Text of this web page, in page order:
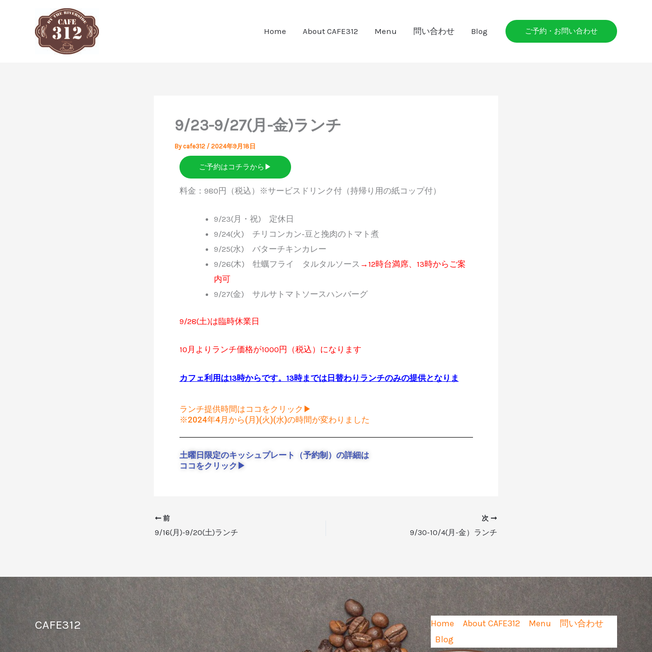
Home About CAFE312 Menu 問い合わせ Blog ご予約・お問い合わせ
9/23-9/27(月-金)ランチ
By cafe312 / 2024年9月18日
ご予約はコチラから▶
料金：980円（税込）※サービスドリンク付（持帰り用の紙コップ付）
9/23(月・祝) 定休日
9/24(火) チリコンカン‐豆と挽肉のトマト煮
9/25(水) バターチキンカレー
9/26(木) 牡蠣フライ タルタルソース →12時台満席、13時からご案
内可
9/27(金) サルサトマトソースハンバーグ
9/28(土)は臨時休業日
10月よりランチ価格が1000円（税込）になります
カフェ利用は13時からです。13時までは日替わりランチのみの提供となりま
ランチ提供時間はココをクリック▶
※2024年4月から(月)(火)(水)の時間が変わりました
土曜日限定のキッシュプレート（予約制）の詳細は
ココをクリック▶
前
9/16(月)-9/20(土)ランチ
次
9/30-10/4(月-金）ランチ
CAFE312 Home About CAFE312 Menu
問い合わせ
Blog